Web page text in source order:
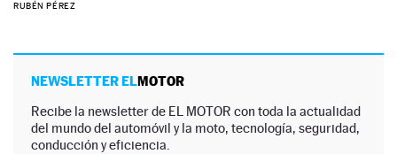
RUBÉN PÉREZ
NEWSLETTER ELMOTOR
Recibe la newsletter de EL MOTOR con toda la actualidad
del mundo del automóvil y la moto, tecnología, seguridad,
conducción y eficiencia.